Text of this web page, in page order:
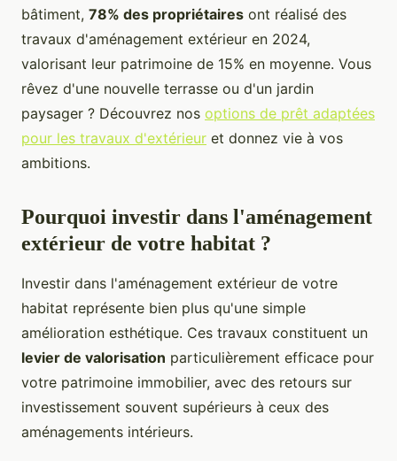
bâtiment, 78% des propriétaires ont réalisé des
travaux d'aménagement extérieur en 2024,
valorisant leur patrimoine de 15% en moyenne. Vous
rêvez d'une nouvelle terrasse ou d'un jardin
paysager ? Découvrez nos options de prêt adaptées
pour les travaux d'extérieur et donnez vie à vos
ambitions.
Pourquoi investir dans l'aménagement
extérieur de votre habitat ?
Investir dans l'aménagement extérieur de votre
habitat représente bien plus qu'une simple
amélioration esthétique. Ces travaux constituent un
levier de valorisation particulièrement efficace pour
votre patrimoine immobilier, avec des retours sur
investissement souvent supérieurs à ceux des
aménagements intérieurs.